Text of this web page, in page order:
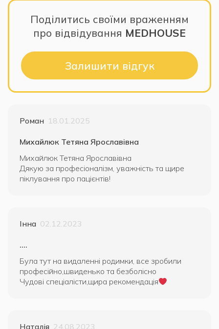
Поділитись своїми враженням
про відвідування MEDHOUSE
Залишити відгук
Роман 18.01.2025
Михайлюк Тетяна Ярославівна
Михайлюк Тетяна Ярославівна
Дякую за професіоналізм, уважність та щире
піклування про пацієнтів!
Інна 02.12.2023
….
Була тут на видаленні родимки, все зробили
професійно,швиденько та безболісно
Чудові спеціалісти,щира рекомендація
Наталія 24.08.2023